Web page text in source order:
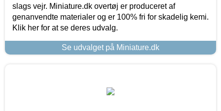
slags vejr. Miniature.dk overtøj er produceret af
genanvendte materialer og er 100% fri for skadelig kemi.
Klik her for at se deres udvalg.
Se udvalget på Miniature.dk